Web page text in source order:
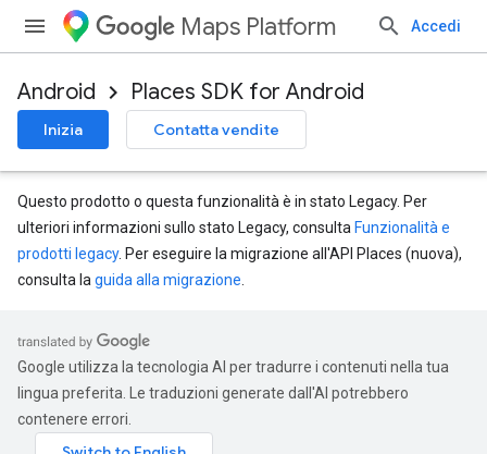
Maps Platform Accedi
Android Places SDK for Android
Inizia Contatta vendite
Questo prodotto o questa funzionalità è in stato Legacy. Per
ulteriori informazioni sullo stato Legacy, consulta Funzionalità e
prodotti legacy. Per eseguire la migrazione all'API Places (nuova),
consulta la guida alla migrazione
Google utilizza la tecnologia AI per tradurre i contenuti nella tua
lingua preferita. Le traduzioni generate dall'AI potrebbero
contenere errori.